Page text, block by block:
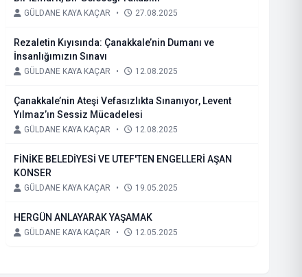
GÜLDANE KAYA KAÇAR • 27.08.2025
Rezaletin Kıyısında: Çanakkale’nin Dumanı ve
İnsanlığımızın Sınavı
GÜLDANE KAYA KAÇAR • 12.08.2025
Çanakkale’nin Ateşi Vefasızlıkta Sınanıyor, Levent
Yılmaz’ın Sessiz Mücadelesi
GÜLDANE KAYA KAÇAR • 12.08.2025
FİNİKE BELEDİYESİ VE UTEF'TEN ENGELLERİ AŞAN
KONSER
GÜLDANE KAYA KAÇAR • 19.05.2025
HERGÜN ANLAYARAK YAŞAMAK
GÜLDANE KAYA KAÇAR • 12.05.2025